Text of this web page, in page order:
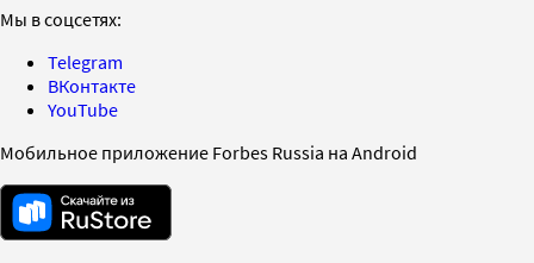
Мы в соцсетях:
Telegram
ВКонтакте
YouTube
Мобильное приложение Forbes Russia на Android